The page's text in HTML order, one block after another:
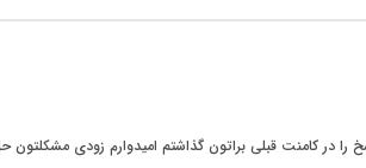
در کامنت قبلی براتون گذاشتم امیدوارم زودی مشکلتون